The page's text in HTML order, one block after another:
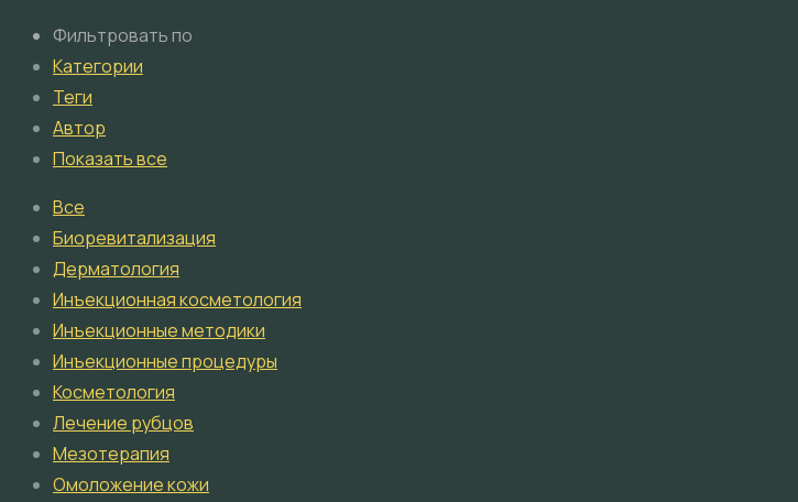
Фильтровать по
Категории
Теги
Автор
Показать все
Все
Биоревитализация
Дерматология
Инъекционная косметология
Инъекционные методики
Инъекционные процедуры
Косметология
Лечение рубцов
Мезотерапия
Омоложение кожи